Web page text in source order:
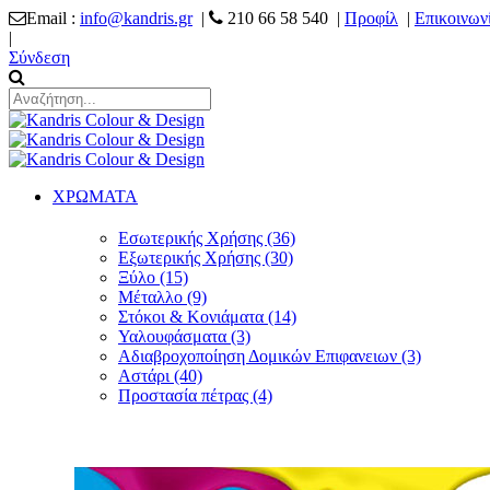
Email : info@kandris.gr| 210 66 58 540 | Προφίλ |
|
Σύνδεση
ΧΡΩΜΑΤΑ
Εσωτερικής Χρήσης (36)
Εξωτερικής Χρήσης (30)
Ξύλο (15)
Μέταλλο (9)
Στόκοι & Κονιάματα (14)
Υαλουφάσματα (3)
Αδιαβροχοποίηση Δομικών Επιφανειων (3)
Αστάρι (40)
Προστασία πέτρας (4)